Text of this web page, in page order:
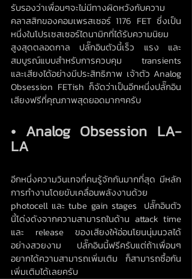
รับรองว่าเพื่อนๆจะไม่มีทางผิดหวังกับความ
คลาสสิกของคอมเพรสเซอร์ 1176 FET ซึ่งเป็น
หนึ่งในโปรเซสเซอร์ไดนามิกที่ได้รับความนิยม
สูงสุดตลอดกาล ปลั๊กอินตัวนี้เร็ว แรง และ
สมบูรณ์แบบสำหรับการควบคุม transients
และเสียงได้อย่างมีประสิทธิภาพ เจ้าตัว Analog
Obsession FETish ก็จัดว่าเป็นอีกหนึ่งปลั๊กอิน
เสียงฟรีที่คุณภาพสุดยอดมากๆครับ
• Analog Obsession LA-
LA
อีกหนึ่งความวินเทจที่คนรู้จักกันมากที่สุด มีหลัก
การทำงานโดยขับเคลื่อนพลังงานด้วย
photocell และ tube gain stages  ปลั๊กอินตัว
นี้โด่งดังจากความสามารถในด้าน attack time
และ release ของเสียงให้อ่อนโยนนุ่มนวลได้
อย่างสวยงาม ปลั๊กอินนี้ฟรีครับแต่ถ้าเพื่อนๆ
อยากได้ความสามารถเพิ่มเติม ก็สามารถซื้อกัน
เพิ่มเติมได้เลยครับ